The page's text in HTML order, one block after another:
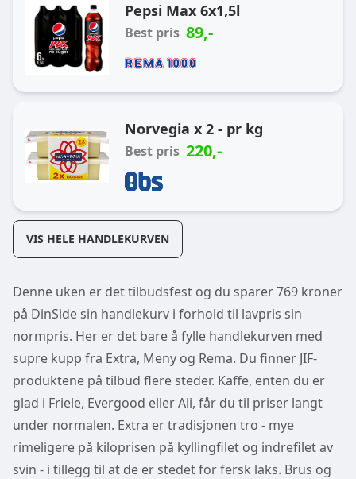
Pepsi Max 6x1,5l
Best pris 89,-
Norvegia x 2 - pr kg
Best pris 220,-
VIS HELE HANDLEKURVEN
Denne uken er det tilbudsfest og du sparer 769 kroner
på DinSide sin handlekurv i forhold til lavpris sin
normpris. Her er det bare å fylle handlekurven med
supre kupp fra Extra, Meny og Rema. Du finner JIF-
produktene på tilbud flere steder. Kaffe, enten du er
glad i Friele, Evergood eller Ali, får du til priser langt
under normalen. Extra er tradisjonen tro - mye
rimeligere på kiloprisen på kyllingfilet og indrefilet av
svin - i tillegg til at de er stedet for fersk laks. Brus og